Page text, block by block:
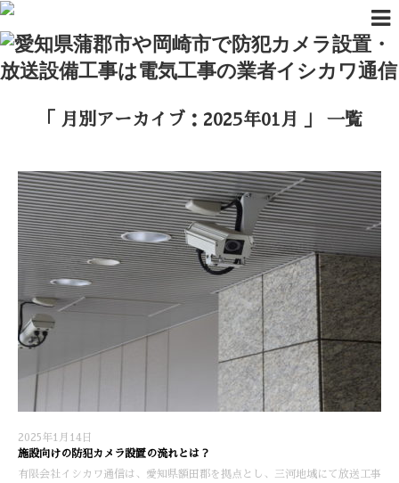
HOME> 2025年> 1月
「 月別アーカイブ：2025年01月 」 一覧
2025年1月14日
施設向けの防犯カメラ設置の流れとは？
有限会社イシカワ通信は、愛知県額田郡を拠点とし、三河地域にて放送工事